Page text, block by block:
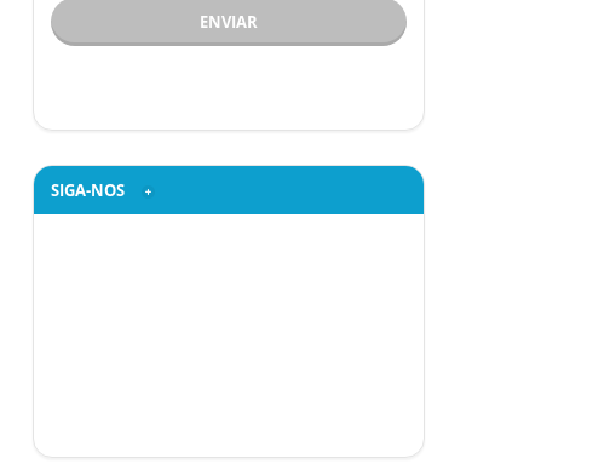
ENVIAR
SIGA-NOS